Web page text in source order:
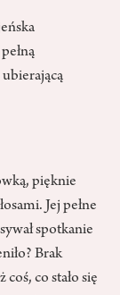
pięknie
Jej pełne
spotkanie
Brak
co stało się